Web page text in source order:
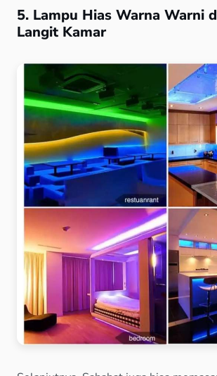
5. Lampu Hias Warna Warni
Langit Kamar